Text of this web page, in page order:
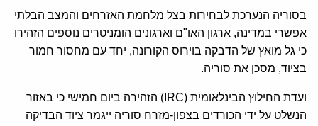
בסוריה הנערכת לבחירות בצל מלחמת האזרחים והמצב הבלתי
אפשרי במדינה, ארגון האו"ם וארגונים הומניטרים נוספים הזהירו
כי גל מואץ של הדבקה בוירוס הקורונה, יחד עם מחסור חמור
בציוד, מסכן את סוריה.
ועדת החילוץ הבינלאומית (IRC) הזהירה ביום חמישי כי באזור
הנשלט על ידי הכורדים בצפון-מזרח סוריה ייגמר ציוד הבדיקה